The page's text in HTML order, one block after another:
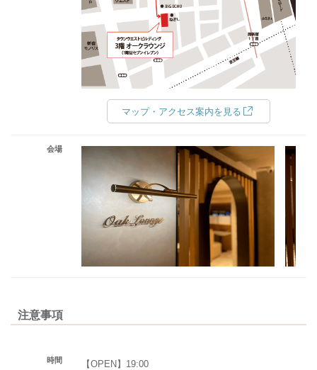
マップ・アクセス案内を見る
会場
注意事項
時間
【OPEN】19:00